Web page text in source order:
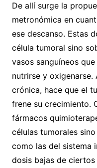
De allí surge la
metronómica en
ese descanso. Estas
célula tumoral sino
vasos sanguíneos
nutrirse y
crónica, hace que el
frene su crecimiento.
fármacos
células tumorales
como las del sistema
dosis bajas de